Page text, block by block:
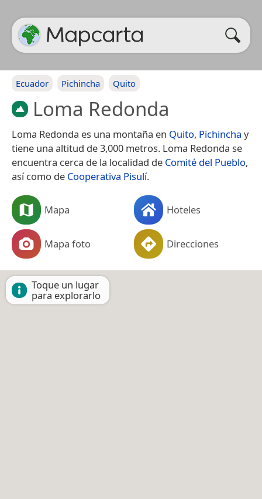
Ecuador Pichincha Quito
Loma Redonda
Loma Redonda es una montaña en Quito, Pichincha y
tiene una altitud de 3,000 metros. Loma Redonda se
encuentra cerca de la localidad de Comité del Pueblo,
así como de Cooperativa Pisulí.
Mapa Hoteles
Mapa foto Direcciones
Toque un lugar
para explorarlo